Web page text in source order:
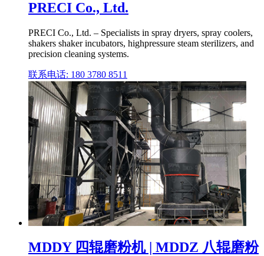
PRECI Co., Ltd.
PRECI Co., Ltd. – Specialists in spray dryers, spray coolers,
shakers shaker incubators, highpressure steam sterilizers, and
precision cleaning systems.
联系电话: 180 3780 8511
MDDY 四辊磨粉机 | MDDZ 八辊磨粉